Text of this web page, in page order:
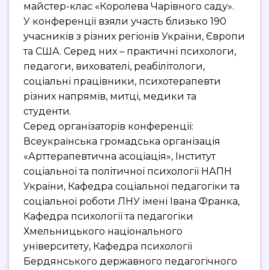
майстер-клас «Королева Чарівного саду».
У конференції взяли участь близько 190
учасників з різних регіонів України, Європи
та США. Серед них – практичні психологи,
педагоги, вихователі, реабілітологи,
соціальні працівники, психотерапевти
різних напрямів, митці, медики та
студенти.
Серед організаторів конференції:
Всеукраїнська громадська організація
«Арттерапевтична асоціація», Інститут
соціальної та політичної психології НАПН
України, Кафедра соціальної педагогіки та
соціальної роботи ЛНУ імені Івана Франка,
Кафедра психології та педагогіки
Хмельницького національного
університету, Кафедра психології
Бердянського державного педагогічного